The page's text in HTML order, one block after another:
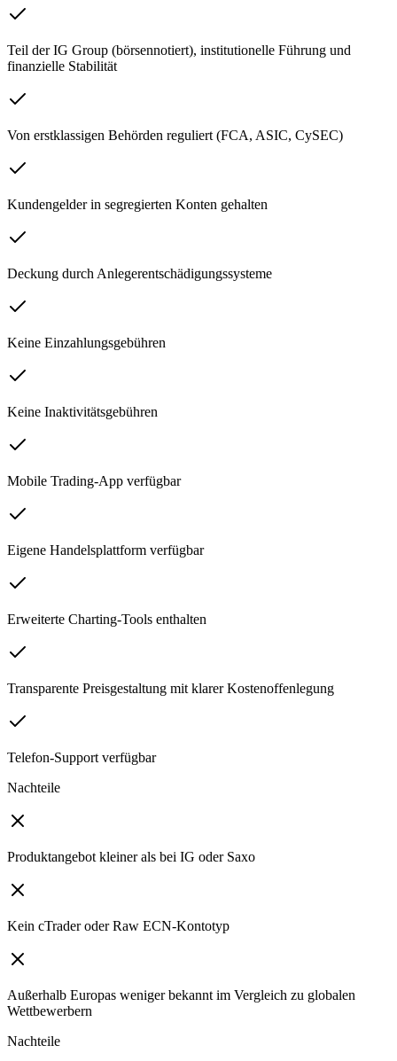
Teil der IG Group (börsennotiert), institutionelle Führung und
finanzielle Stabilität
Von erstklassigen Behörden reguliert (FCA, ASIC, CySEC)
Kundengelder in segregierten Konten gehalten
Deckung durch Anlegerentschädigungssysteme
Keine Einzahlungsgebühren
Keine Inaktivitätsgebühren
Mobile Trading-App verfügbar
Eigene Handelsplattform verfügbar
Erweiterte Charting-Tools enthalten
Transparente Preisgestaltung mit klarer Kostenoffenlegung
Telefon-Support verfügbar
Nachteile
Produktangebot kleiner als bei IG oder Saxo
Kein cTrader oder Raw ECN-Kontotyp
Außerhalb Europas weniger bekannt im Vergleich zu globalen
Wettbewerbern
Nachteile